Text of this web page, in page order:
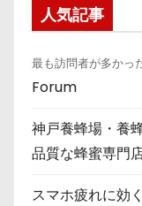
人気記事
最も訪問者が多かっ
Forum
神戸養蜂場・養
品質な蜂蜜専門
スマホ疲れに効